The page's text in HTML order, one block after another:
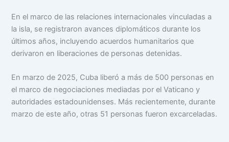
En el marco de las relaciones internacionales vinculadas a
la isla, se registraron avances diplomáticos durante los
últimos años, incluyendo acuerdos humanitarios que
derivaron en liberaciones de personas detenidas.
En marzo de 2025, Cuba liberó a más de 500 personas en
el marco de negociaciones mediadas por el Vaticano y
autoridades estadounidenses. Más recientemente, durante
marzo de este año, otras 51 personas fueron excarceladas.